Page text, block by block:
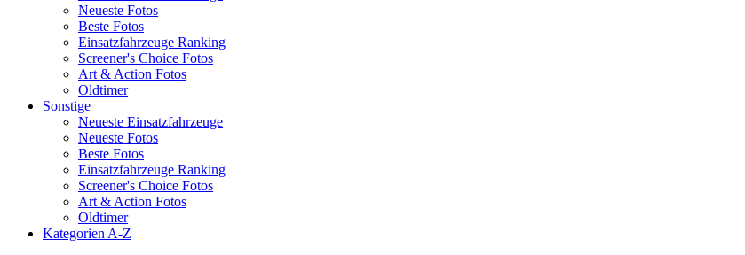
Neueste Fotos
Beste Fotos
Einsatzfahrzeuge Ranking
Screener's Choice Fotos
Art & Action Fotos
Oldtimer
Sonstige
Neueste Einsatzfahrzeuge
Neueste Fotos
Beste Fotos
Einsatzfahrzeuge Ranking
Screener's Choice Fotos
Art & Action Fotos
Oldtimer
Kategorien A-Z